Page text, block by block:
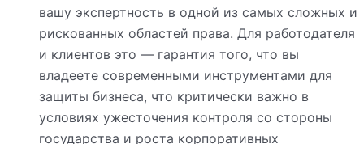
вашу экспертность в одной из самых сложных и
рискованных областей права. Для работодателя
и клиентов это — гарантия того, что вы
владеете современными инструментами для
защиты бизнеса, что критически важно в
условиях ужесточения контроля со стороны
государства и роста корпоративных